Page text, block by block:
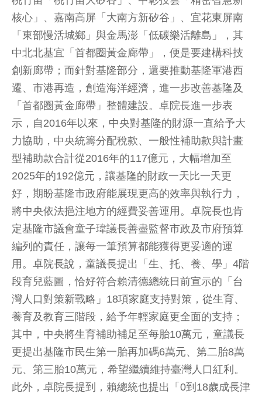
核心」、嘉南高屏「大南方新矽谷」、宜花東屏南
「東部慢活城鄉」與金馬澎「低碳樂活離島」，其
中北北基宜「首都圈黃金廊帶」，便是要建構科技
創新廊帶；而針對基隆部分，還要推動基隆軍港西
遷、市港再造，創造海洋經濟，進一步改善基隆及
「首都圈黃金廊帶」整體建設。卓院長進一步表
示，自2016年以來，中央對基隆的財源一直給予大
力協助，中央統籌分配稅款、一般性補助款與計畫
型補助款合計從2016年的117億元，大幅增加至
2025年的192億元，讓基隆的財政一天比一天更
好，期盼基隆市政府能展現更高的效率與執行力，
將中央依法挹注地方的經費妥善運用。卓院長也肯
定基隆市議會童子瑋議長善盡監督市政及市府預算
編列的責任，讓每一筆預算都能獲得更妥適的運
用。卓院長說，童議長提出「生、托、養、學」4階
段育兒藍圖，恰好符合賴清德總統日前宣示的「台
灣人口對策新戰略」18項家庭支持對策，從生育、
養育及教育三階段，給予年輕家庭更全面的支持；
其中，中央將生育補助補足至每胎10萬元，童議長
更提出基隆市民生第一胎再加碼6萬元、第二胎8萬
元、第三胎10萬元，希望繼續維持臺灣人口紅利。
此外，卓院長提到，賴總統也提出「0到18歲成長津